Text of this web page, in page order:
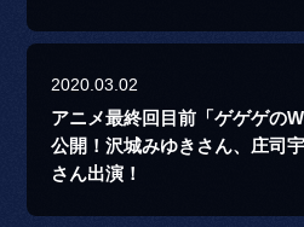
2020.03.02
アニメ最終回目前「ゲゲゲの
公開！沢城みゆきさん、庄司
さん出演！